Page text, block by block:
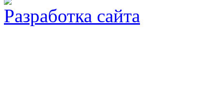
Разработка сайта